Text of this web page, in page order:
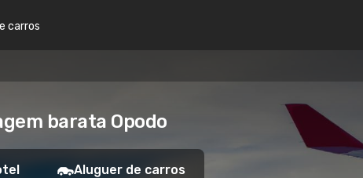
carros
barata Opodo
Aluguer de carros